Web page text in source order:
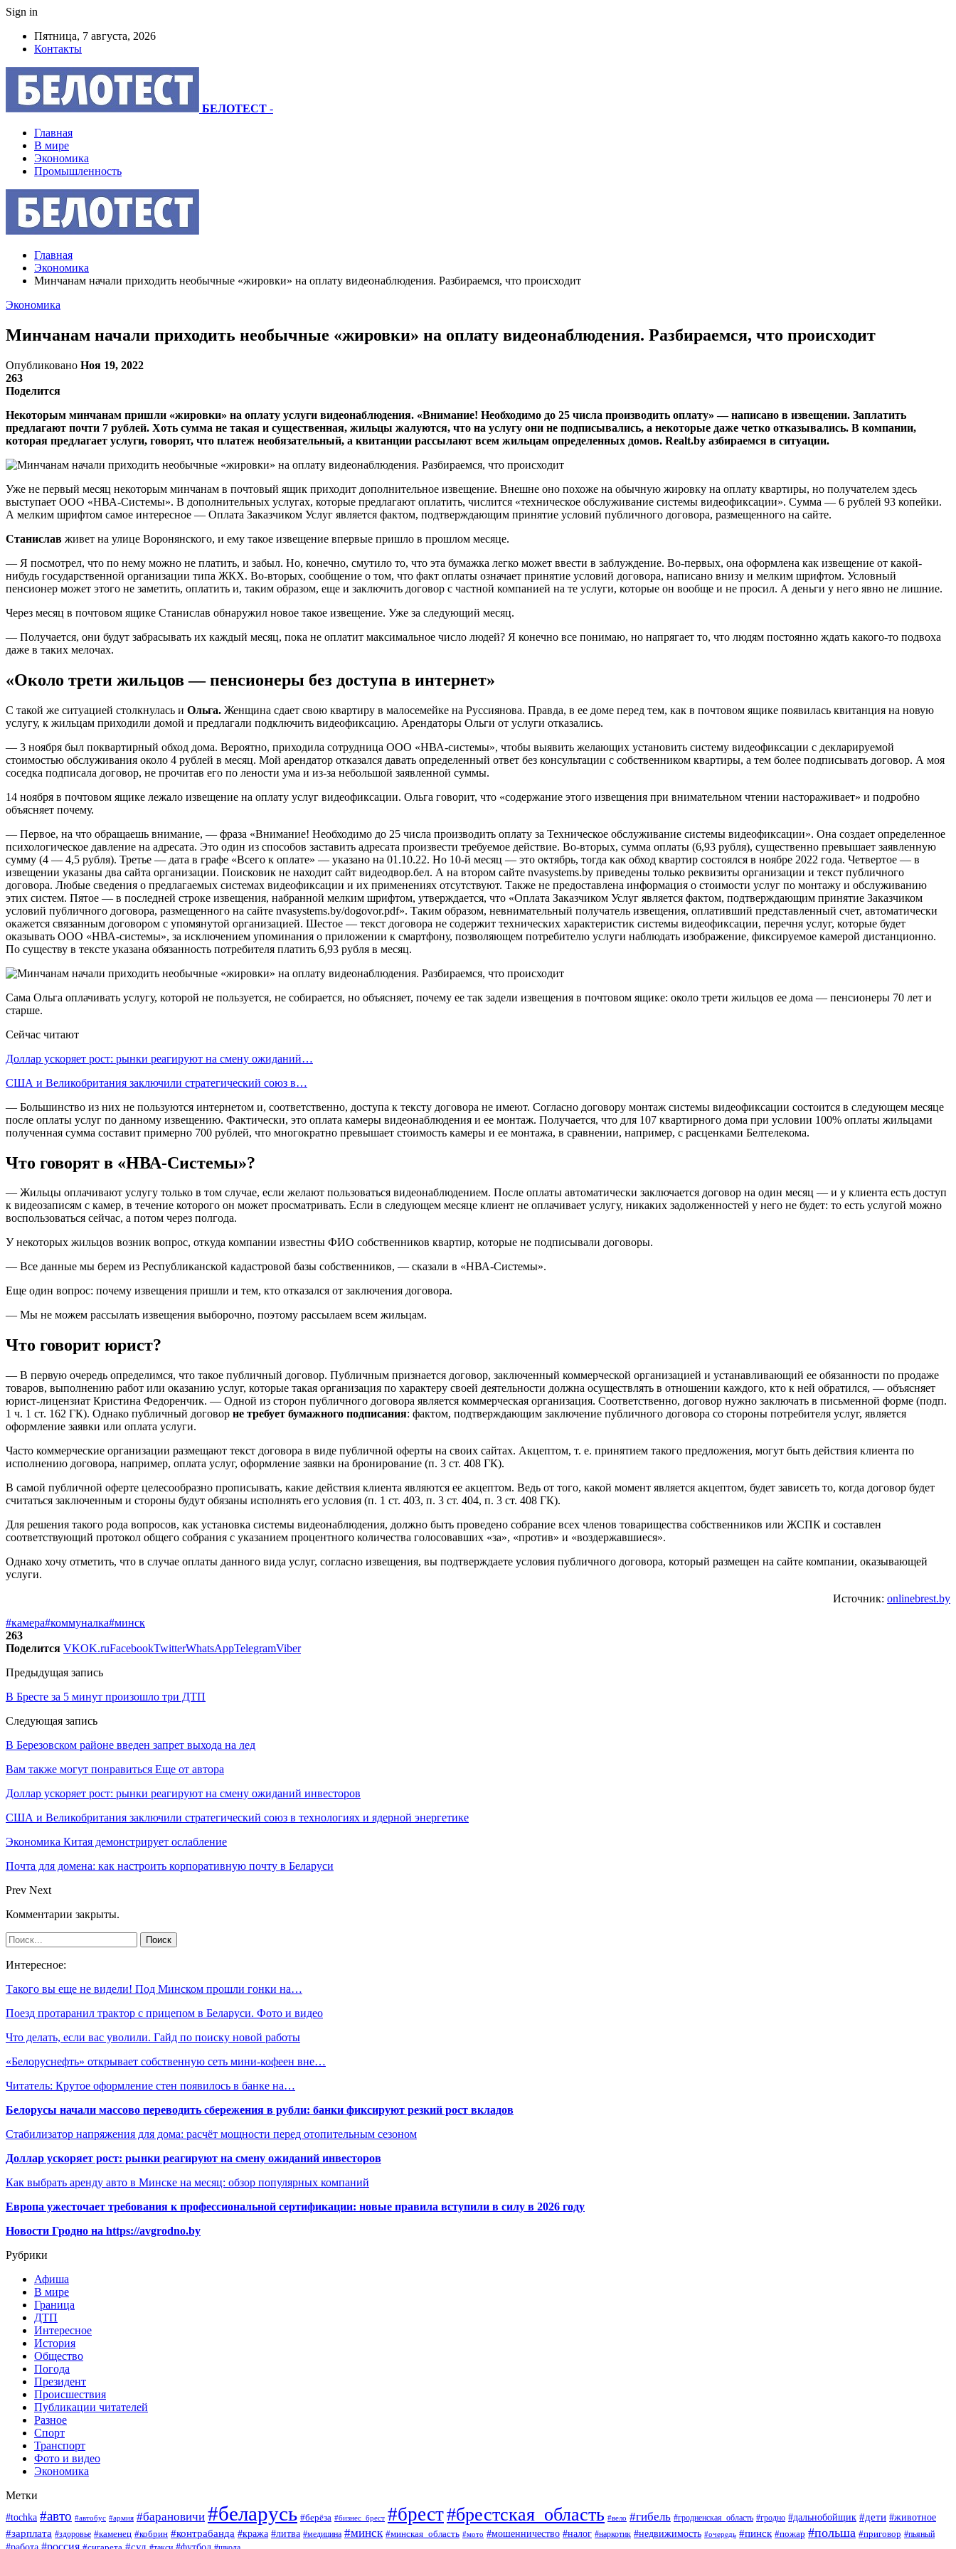
Sign in
Пятница, 7 августа, 2026
Контакты
БЕЛОТЕСТ -
Главная
В мире
Экономика
Промышленность
Главная
Экономика
Минчанам начали приходить необычные «жировки» на оплату видеонаблюдения. Разбираемся, что происходит
Экономика
Минчанам начали приходить необычные «жировки» на оплату видеонаблюдения. Разбираемся, что происходит
Опубликовано Ноя 19, 2022
263
Поделится
Некоторым минчанам пришли «жировки» на оплату услуги видеонаблюдения. «Внимание! Необходимо до 25 числа производить оплату» — написано в извещении. Заплатить
предлагают почти 7 рублей. Хоть сумма не такая и существенная, жильцы жалуются, что на услугу они не подписывались, а некоторые даже четко отказывались. В компании,
которая предлагает услуги, говорят, что платеж необязательный, а квитанции рассылают всем жильцам определенных домов. Realt.by азбираемся в ситуации.
Уже не первый месяц некоторым минчанам в почтовый ящик приходит дополнительное извещение. Внешне оно похоже на обычную жировку на оплату квартиры, но получателем здесь
выступает ООО «НВА-Системы». В дополнительных услугах, которые предлагают оплатить, числится «техническое обслуживание системы видеофиксации». Сумма — 6 рублей 93 копейки.
А мелким шрифтом самое интересное — Оплата Заказчиком Услуг является фактом, подтверждающим принятие условий публичного договора, размещенного на сайте.
Станислав живет на улице Воронянского, и ему такое извещение впервые пришло в прошлом месяце.
— Я посмотрел, что по нему можно не платить, и забыл. Но, конечно, смутило то, что эта бумажка легко может ввести в заблуждение. Во-первых, она оформлена как извещение от какой-
нибудь государственной организации типа ЖКХ. Во-вторых, сообщение о том, что факт оплаты означает принятие условий договора, написано внизу и мелким шрифтом. Условный
пенсионер может этого не заметить, оплатить и, таким образом, еще и заключить договор с частной компанией на те услуги, которые он вообще и не просил. А деньги у него явно не лишние.
Через месяц в почтовом ящике Станислав обнаружил новое такое извещение. Уже за следующий месяц.
— Получается, они будут забрасывать их каждый месяц, пока не оплатит максимальное число людей? Я конечно все понимаю, но напрягает то, что людям постоянно ждать какого-то подвоха
даже в таких мелочах.
«Около трети жильцов — пенсионеры без доступа в интернет»
C такой же ситуацией столкнулась и Ольга. Женщина сдает свою квартиру в малосемейке на Руссиянова. Правда, в ее доме перед тем, как в почтовом ящике появилась квитанция на новую
услугу, к жильцам приходили домой и предлагали подключить видеофиксацию. Арендаторы Ольги от услуги отказались.
— 3 ноября был поквартирный обход дома. Вероятно, приходила сотрудница ООО «НВА-системы», чтобы выявить желающих установить систему видеофиксации с декларируемой
стоимостью обслуживания около 4 рублей в месяц. Мой арендатор отказался давать определенный ответ без консультации с собственником квартиры, а тем более подписывать договор. А моя
соседка подписала договор, не прочитав его по лености ума и из-за небольшой заявленной суммы.
14 ноября в почтовом ящике лежало извещение на оплату услуг видеофиксации. Ольга говорит, что «содержание этого извещения при внимательном чтении настораживает» и подробно
объясняет почему.
— Первое, на что обращаешь внимание, — фраза «Внимание! Необходимо до 25 числа производить оплату за Техническое обслуживание системы видеофиксации». Она создает определенное
психологическое давление на адресата. Это один из способов заставить адресата произвести требуемое действие. Во-вторых, сумма оплаты (6,93 рубля), существенно превышает заявленную
сумму (4 — 4,5 рубля). Третье — дата в графе «Всего к оплате» — указано на 01.10.22. Но 10-й месяц — это октябрь, тогда как обход квартир состоялся в ноябре 2022 года. Четвертое — в
извещении указаны два сайта организации. Поисковик не находит сайт видеодвор.бел. А на втором сайте nvasystems.by приведены только реквизиты организации и текст публичного
договора. Любые сведения о предлагаемых системах видеофиксации и их применениях отсутствуют. Также не предоставлена информация о стоимости услуг по монтажу и обслуживанию
этих систем. Пятое — в последней строке извещения, набранной мелким шрифтом, утверждается, что «Оплата Заказчиком Услуг является фактом, подтверждающим принятие Заказчиком
условий публичного договора, размещенного на сайте nvasystems.by/dogovor.pdf». Таким образом, невнимательный получатель извещения, оплативший представленный счет, автоматически
окажется связанным договором с упомянутой организацией. Шестое — текст договора не содержит технических характеристик системы видеофиксации, перечня услуг, которые будет
оказывать ООО «НВА-системы», за исключением упоминания о приложении к смартфону, позволяющем потребителю услуги наблюдать изображение, фиксируемое камерой дистанционно.
По существу в тексте указана обязанность потребителя платить 6,93 рубля в месяц.
Сама Ольга оплачивать услугу, которой не пользуется, не собирается, но объясняет, почему ее так задели извещения в почтовом ящике: около трети жильцов ее дома — пенсионеры 70 лет и
старше.
Сейчас читают
Доллар ускоряет рост: рынки реагируют на смену ожиданий…
США и Великобритания заключили стратегический союз в…
— Большинство из них не пользуются интернетом и, соответственно, доступа к тексту договора не имеют. Согласно договору монтаж системы видеофиксации состоится в следующем месяце
после оплаты услуг по данному извещению. Фактически, это оплата камеры видеонаблюдения и ее монтаж. Получается, что для 107 квартирного дома при условии 100% оплаты жильцами
полученная сумма составит примерно 700 рублей, что многократно превышает стоимость камеры и ее монтажа, в сравнении, например, с расценками Белтелекома.
Что говорят в «НВА-Системы»?
— Жильцы оплачивают услугу только в том случае, если желают пользоваться видеонаблюдением. После оплаты автоматически заключается договор на один месяц — и у клиента есть доступ
к видеозаписям с камер, в течение которого он может просматривать. Если в следующем месяце клиент не оплачивает услугу, никаких задолженностей у него не будет: то есть услугой можно
воспользоваться сейчас, а потом через полгода.
У некоторых жильцов возник вопрос, откуда компании известны ФИО собственников квартир, которые не подписывали договоры.
— Все данные мы берем из Республиканской кадастровой базы собственников, — сказали в «НВА-Системы».
Еще один вопрос: почему извещения пришли и тем, кто отказался от заключения договора.
— Мы не можем рассылать извещения выборочно, поэтому рассылаем всем жильцам.
Что говорит юрист?
— В первую очередь определимся, что такое публичный договор. Публичным признается договор, заключенный коммерческой организацией и устанавливающий ее обязанности по продаже
товаров, выполнению работ или оказанию услуг, которые такая организация по характеру своей деятельности должна осуществлять в отношении каждого, кто к ней обратился, — объясняет
юрист-лицензиат Кристина Федоренчик. — Одной из сторон публичного договора является коммерческая организация. Соответственно, договор нужно заключать в письменной форме (подп.
1 ч. 1 ст. 162 ГК). Однако публичный договор не требует бумажного подписания: фактом, подтверждающим заключение публичного договора со стороны потребителя услуг, является
оформление заявки или оплата услуги.
Часто коммерческие организации размещают текст договора в виде публичной оферты на своих сайтах. Акцептом, т. е. принятием такого предложения, могут быть действия клиента по
исполнению договора, например, оплата услуг, оформление заявки на бронирование (п. 3 ст. 408 ГК).
В самой публичной оферте целесообразно прописывать, какие действия клиента являются ее акцептом. Ведь от того, какой момент является акцептом, будет зависеть то, когда договор будет
считаться заключенным и стороны будут обязаны исполнять его условия (п. 1 ст. 403, п. 3 ст. 404, п. 3 ст. 408 ГК).
Для решения такого рода вопросов, как установка системы видеонаблюдения, должно быть проведено собрание всех членов товарищества собственников или ЖСПК и составлен
соответствующий протокол общего собрания с указанием процентного количества голосовавших «за», «против» и «воздержавшиеся».
Однако хочу отметить, что в случае оплаты данного вида услуг, согласно извещения, вы подтверждаете условия публичного договора, который размещен на сайте компании, оказывающей
услуги.
Источник: onlinebrest.by
#камера#коммуналка#минск
263
Поделится VKOK.ruFacebookTwitterWhatsAppTelegramViber
Предыдущая запись
В Бресте за 5 минут произошло три ДТП
Следующая запись
В Березовском районе введен запрет выхода на лед
Вам также могут понравиться Еще от автора
Доллар ускоряет рост: рынки реагируют на смену ожиданий инвесторов
США и Великобритания заключили стратегический союз в технологиях и ядерной энергетике
Экономика Китая демонстрирует ослабление
Почта для домена: как настроить корпоративную почту в Беларуси
Prev Next
Комментарии закрыты.
Интересное:
Такого вы еще не видели! Под Минском прошли гонки на…
Поезд протаранил трактор с прицепом в Беларуси. Фото и видео
Что делать, если вас уволили. Гайд по поиску новой работы
«Белоруснефть» открывает собственную сеть мини-кофеен вне…
Читатель: Крутое оформление стен появилось в банке на…
Белорусы начали массово переводить сбережения в рубли: банки фиксируют резкий рост вкладов
Стабилизатор напряжения для дома: расчёт мощности перед отопительным сезоном
Доллар ускоряет рост: рынки реагируют на смену ожиданий инвесторов
Как выбрать аренду авто в Минске на месяц: обзор популярных компаний
Европа ужесточает требования к профессиональной сертификации: новые правила вступили в силу в 2026 году
Новости Гродно на https://avgrodno.by
Рубрики
Афиша
В мире
Граница
ДТП
Интересное
История
Общество
Погода
Президент
Происшествия
Публикации читателей
Разное
Спорт
Транспорт
Фото и видео
Экономика
Метки
#tochka #авто #автобус #армия #барановичи #беларусь #берёза #бизнес_брест #брест#брестская_область #вело #гибель #гродненская_область #гродно #дальнобойщик #дети #животное
#зарплата #здоровье #каменец #кобрин #контрабанда #кража #литва #медицина #минск #минская_область #мото #мошенничество #налог #наркотик #недвижимость #очередь #пинск #пожар #польша #приговор #пьяный